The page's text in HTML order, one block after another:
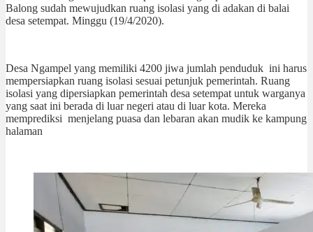
Balong sudah mewujudkan ruang isolasi yang di adakan di balai
desa setempat. Minggu (19/4/2020).
Desa Ngampel yang memiliki 4200 jiwa jumlah penduduk ini harus
mempersiapkan ruang isolasi sesuai petunjuk pemerintah. Ruang
isolasi yang dipersiapkan pemerintah desa setempat untuk warganya
yang saat ini berada di luar negeri atau di luar kota. Mereka
memprediksi menjelang puasa dan lebaran akan mudik ke kampung
halaman